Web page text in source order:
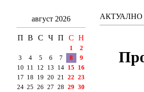
август 2026
П В С Ч П С Н
1
2
3
4 5 6 7 8
9
10 11 12 13 14 15 16
17 18 19 20 21 22 23
24 25 26 27 28 29 30
АКТУАЛНО